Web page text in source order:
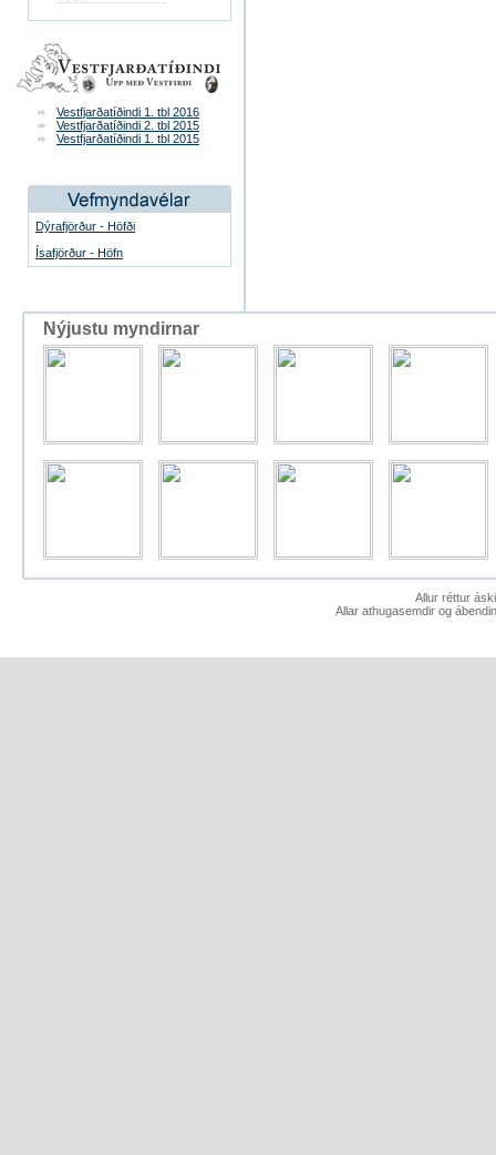
Vestfjarðatíðindi 1. tbl 2016
Vestfjarðatíðindi 2. tbl 2015
Vestfjarðatíðindi 1. tbl 2015
Dýrafjörður - Höfði
Ísafjörður - Höfn
Nýjustu myndirnar
Allur réttur
Allar athugasemdir og